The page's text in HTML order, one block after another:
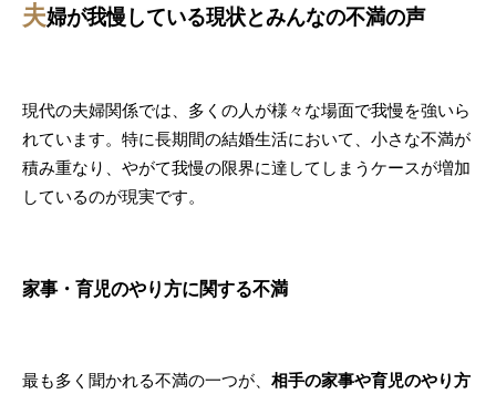
夫婦が我慢している現状とみんなの不満の声
現代の夫婦関係では、多くの人が様々な場面で我慢を強いら
れています。特に長期間の結婚生活において、小さな不満が
積み重なり、やがて我慢の限界に達してしまうケースが増加
しているのが現実です。
家事・育児のやり方に関する不満
最も多く聞かれる不満の一つが、 相手の家事や育児のやり方